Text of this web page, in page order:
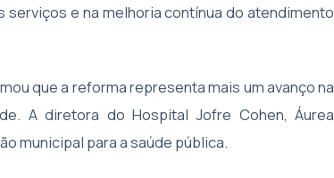
e na melhoria contínua do atendimento
que a reforma representa mais um avanço na
A diretora do Hospital Jofre Cohen, Áurea
municipal para a saúde pública.